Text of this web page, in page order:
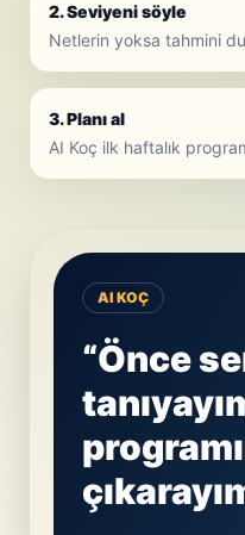
2. Seviyeni söyle
Netlerin yoksa tahmini
3. Planı al
AI Koç ilk haftalık
AI KOÇ
“Önce